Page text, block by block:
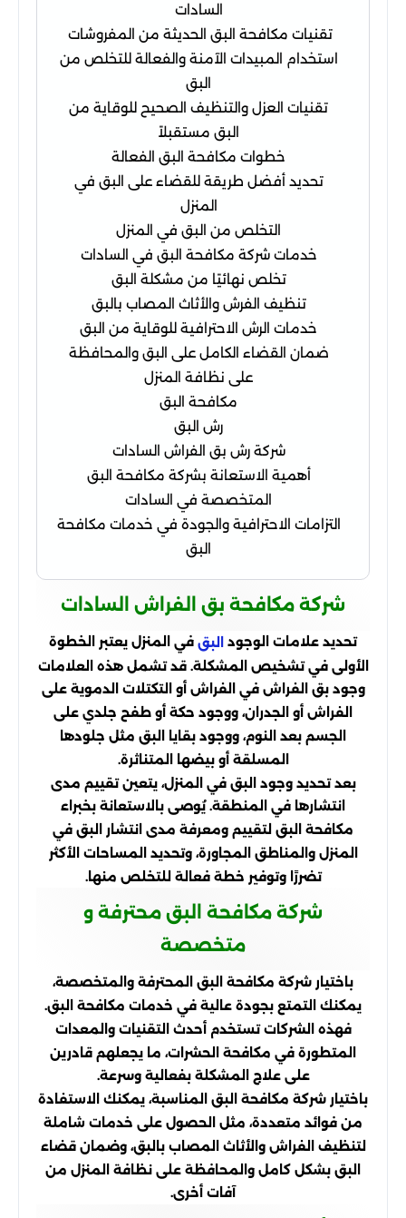
السادات
تقنيات مكافحة البق الحديثة من المفروشات
استخدام المبيدات الآمنة والفعالة للتخلص من
البق
تقنيات العزل والتنظيف الصحيح للوقاية من
البق مستقبلاً
خطوات مكافحة البق الفعالة
تحديد أفضل طريقة للقضاء على البق في
المنزل
التخلص من البق في المنزل
خدمات شركة مكافحة البق في السادات
تخلص نهائيًا من مشكلة البق
تنظيف الفرش والأثاث المصاب بالبق
خدمات الرش الاحترافية للوقاية من البق
ضمان القضاء الكامل على البق والمحافظة
على نظافة المنزل
مكافحة البق
رش البق
شركة رش بق الفراش السادات
أهمية الاستعانة بشركة مكافحة البق
المتخصصة في السادات
التزامات الاحترافية والجودة في خدمات مكافحة
البق
شركة مكافحة بق الفراش السادات
تحديد علامات الوجود البق في المنزل يعتبر الخطوة
الأولى في تشخيص المشكلة. قد تشمل هذه العلامات
وجود بق الفراش في الفراش أو التكتلات الدموية على
الفراش أو الجدران، ووجود حكة أو طفح جلدي على
الجسم بعد النوم، ووجود بقايا البق مثل جلودها
المسلقة أو بيضها المتناثرة.
بعد تحديد وجود البق في المنزل، يتعين تقييم مدى
انتشارها في المنطقة. يُوصى بالاستعانة بخبراء
مكافحة البق لتقييم ومعرفة مدى انتشار البق في
المنزل والمناطق المجاورة، وتحديد المساحات الأكثر
تضررًا وتوفير خطة فعالة للتخلص منها.
شركة مكافحة البق محترفة و
متخصصة
باختيار شركة مكافحة البق المحترفة والمتخصصة،
يمكنك التمتع بجودة عالية في خدمات مكافحة البق.
فهذه الشركات تستخدم أحدث التقنيات والمعدات
المتطورة في مكافحة الحشرات، ما يجعلهم قادرين
على علاج المشكلة بفعالية وسرعة.
باختيار شركة مكافحة البق المناسبة، يمكنك الاستفادة
من فوائد متعددة، مثل الحصول على خدمات شاملة
لتنظيف الفراش والأثاث المصاب بالبق، وضمان قضاء
البق بشكل كامل والمحافظة على نظافة المنزل من
آفات أخرى.